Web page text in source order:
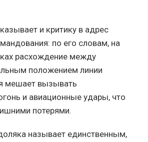
и критику в адрес
по его словам, на
расхождение между
положением линии
мешает вызывать
и авиационные удары, что
потерями.
называет единственным,